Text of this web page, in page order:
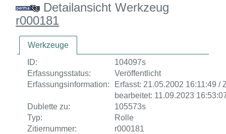
Detailansicht Werkzeug
r000181
Werkzeuge
ID:
104097s
Erfassungsstatus:
Veröffentlicht
Erfassungsinformation:
Erfasst: 21.05.2002 16:11:49 /
bearbeitet: 11.09.2023
Dublette zu:
105573s
Typ:
Rolle
Zitiernummer:
r000181